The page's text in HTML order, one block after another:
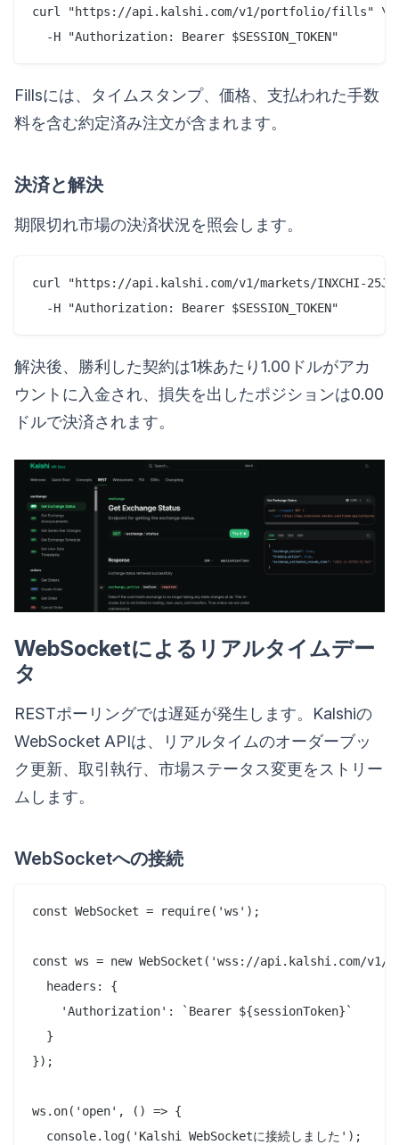
curl "https://api.kalshi.com/v1/portfolio/fills" \
Fillsには、タイムスタンプ、価格、支払われた手数
料を含む約定済み注文が含まれます。
決済と解決
期限切れ市場の決済状況を照会します。
curl "https://api.kalshi.com/v1/markets/INXCHI-
解決後、勝利した契約は1株あたり1.00ドルがアカ
ウントに入金され、損失を出したポジションは0.00
ドルで決済されます。
WebSocketによるリアルタイムデー
タ
RESTポーリングでは遅延が発生します。Kalshiの
WebSocket APIは、リアルタイムのオーダーブッ
ク更新、取引執行、市場ステータス変更をストリー
ムします。
WebSocketへの接続
const WebSocket = require('ws');
const ws = new WebSocket('wss://api.kalshi.com/v1/
  headers: {
    'Authorization': `Bearer ${sessionToken}`
  }
});
ws.on('open', () => {
  console.log('Kalshi WebSocketに接続しました');